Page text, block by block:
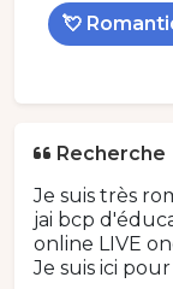
💘
Recherche
Je suis très
jai bcp
online LIVE
Je suis ici